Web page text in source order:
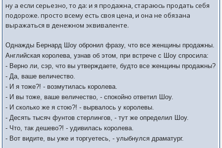
ну а если серьезно, то да: и я продажна, стараюсь продать себя
подороже. просто всему есть своя цена, и она не обязана
выражаться в денежном эквиваленте.
Однажды Бернард Шоу обронил фразу, что все женщины продажны.
Английская королева, узнав об этом, при встрече с Шоу спросила:
- Верно ли, сэр, что вы утверждаете, будто все женщины продажны?
- Да, ваше величество.
- И я тоже?! - возмутилась королева.
- И вы тоже, ваше величество, - спокойно ответил Шоу.
- И сколько же я стою?! - вырвалось у королевы.
- Десять тысяч фунтов стерлингов, - тут же определил Шоу.
- Что, так дешево?! - удивилась королева.
- Вот видите, вы уже и торгуетесь, - улыбнулся драматург.